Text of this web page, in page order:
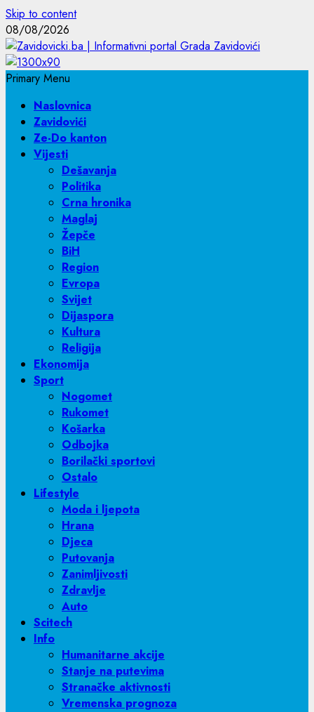
Skip to content
08/08/2026
Primary Menu
Naslovnica
Zavidovići
Ze-Do kanton
Vijesti
Dešavanja
Politika
Crna hronika
Maglaj
Žepče
BiH
Region
Evropa
Svijet
Dijaspora
Kultura
Religija
Ekonomija
Sport
Nogomet
Rukomet
Košarka
Odbojka
Borilački sportovi
Ostalo
Lifestyle
Moda i ljepota
Hrana
Djeca
Putovanja
Zanimljivosti
Zdravlje
Auto
Scitech
Info
Humanitarne akcije
Stanje na putevima
Stranačke aktivnosti
Vremenska prognoza